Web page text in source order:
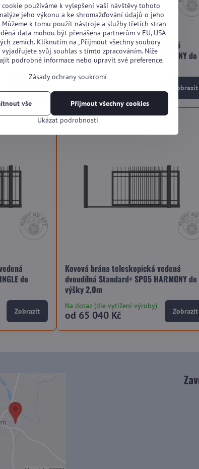
do
Kovová brána teleskopická vedená
dvoudílná Standard+ SP05 HARMONY do
výšky 1,5m
Na dotaz (dle vytížení výroby)
od 63 090 Kč Zobrazit
do
Zobrazit
Kovová brána teleskopická vedená
dvoudílná Standard+ SP05 HARMONY do
výšky 2,0m
Na dotaz (dle vytížení výroby)
od 65 040 Kč Zobrazit
cookie používáme k vylepšení vaší návštěvy tohoto
jeho výkonu a ke shromažďování údajů o jeho
Můžeme k tomu použít nástroje a služby třetích stran
data mohou být přenášena partnerům v EU, USA
zemích. Kliknutím na „Přijmout všechny soubory
vyjadřujete svůj souhlas s tímto zpracováním. Níže
podrobné informace nebo upravit své preference.
Zásady ochrany soukromí
Ukázat podrobnosti
Přijmout všechny cookies
vše